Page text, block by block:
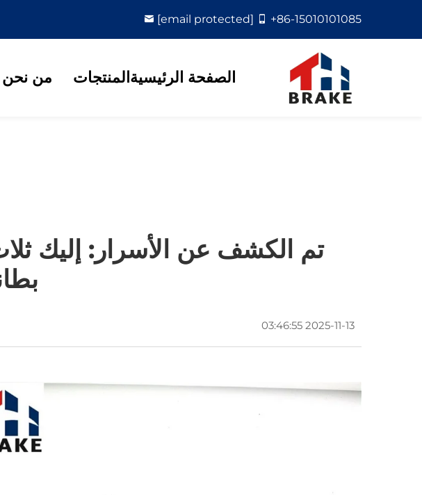
[email protected] +86-15010101085
الصفحة الرئيسية المنتجات من نحن
تم الكشف عن الأسرار: إليك
2025-11-13 03:46:55